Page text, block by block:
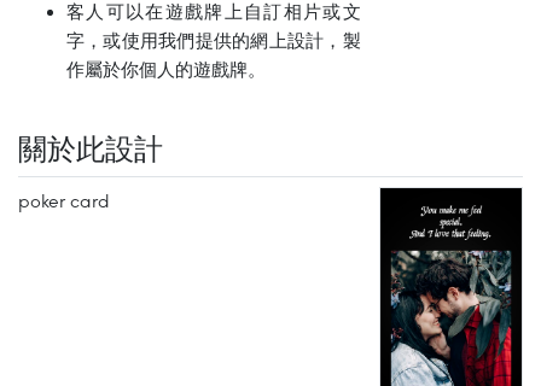
客人可以在遊戲牌上自訂相片或文
字，或使用我們提供的網上設計，製
作屬於你個人的遊戲牌。
關於此設計
poker card